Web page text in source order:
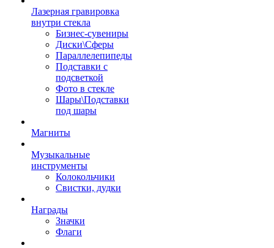
Лазерная гравировка
внутри стекла
Бизнес-сувениры
Диски\Сферы
Параллелепипеды
Подставки с
подсветкой
Фото в стекле
Шары\Подставки
под шары
Магниты
Музыкальные
инструменты
Колокольчики
Свистки, дудки
Награды
Значки
Флаги